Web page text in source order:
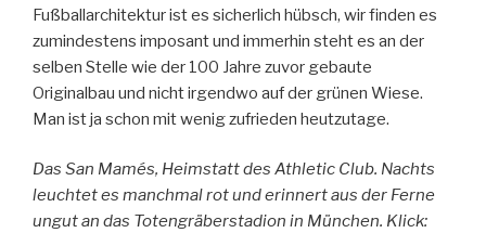
Fußballarchitektur ist es sicherlich hübsch, wir finden es
zumindestens imposant und immerhin steht es an der
selben Stelle wie der 100 Jahre zuvor gebaute
Originalbau und nicht irgendwo auf der grünen Wiese.
Man ist ja schon mit wenig zufrieden heutzutage.
Das San Mamés, Heimstatt des Athletic Club. Nachts
leuchtet es manchmal rot und erinnert aus der Ferne
ungut an das Totengräberstadion in München. Klick: